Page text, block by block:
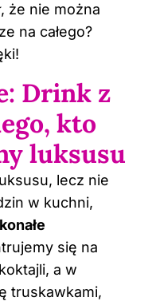
że nie można
na całego?
Drink z
kto
luksusu
lecz nie
w kuchni,
się na
a w
truskawkami,